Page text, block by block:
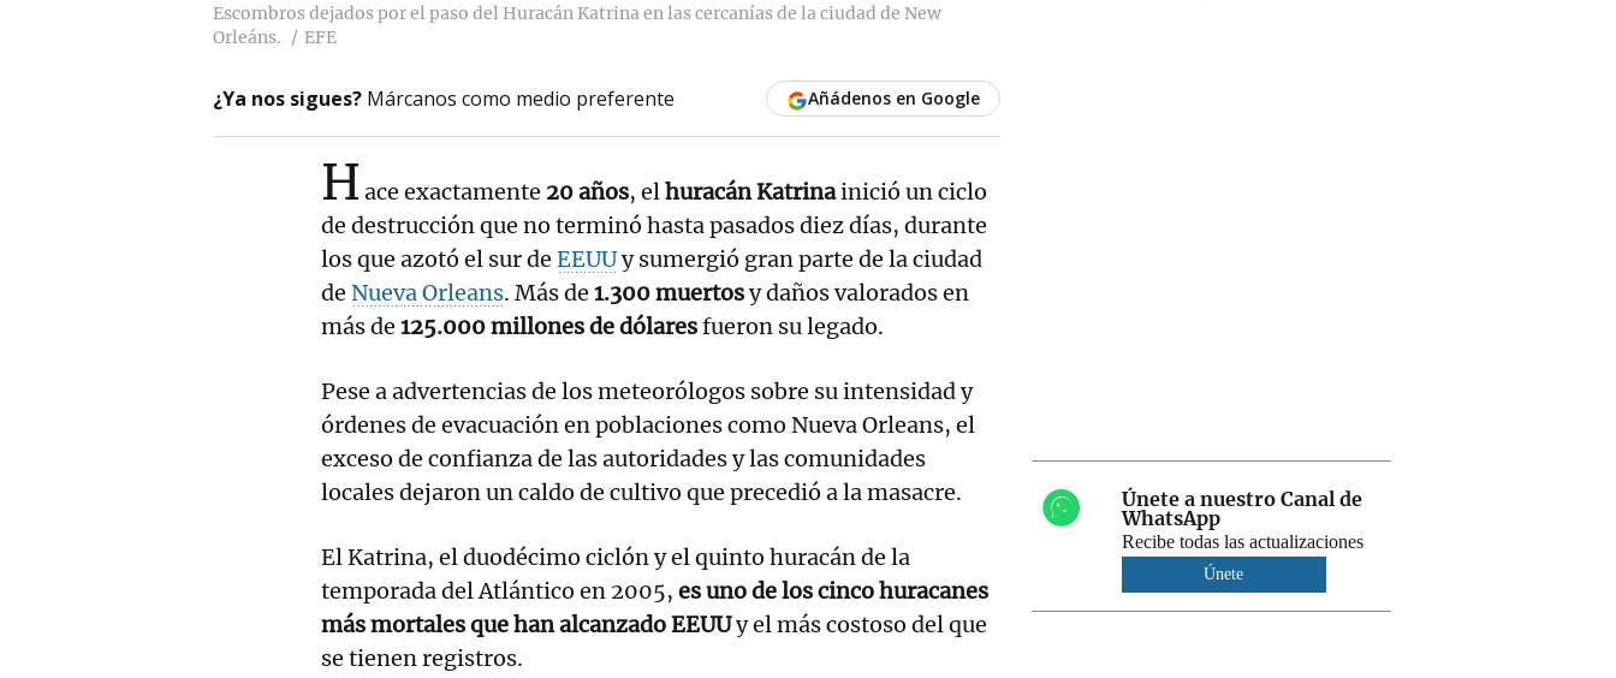
Escombros dejados por el paso del Huracán Katrina en las cercanías de la ciudad de New
Orleáns.
EFE
¿Ya nos sigues? Márcanos como medio preferente Añádenos en Google
H ace exactamente 20 años, elhuracán Katrinainició un ciclo
de destrucción que no terminó hasta pasados diez días, durante
los que azotó el sur de EEUUy sumergió gran parte de la ciudad
de Nueva Orleans. Más de 1.300 muertosy daños valorados en
más de 125.000 millones de dólaresfueron su legado.
Pese a advertencias de los meteorólogos sobre su intensidad y
órdenes de evacuación en poblaciones como Nueva Orleans, el
exceso de confianza de las autoridades y las comunidades
locales dejaron un caldo de cultivo que precedió a la masacre.
El Katrina, el duodécimo ciclón y el quinto huracán de la
temporada del Atlántico en 2005, es uno de los cinco huracanes
más mortales que han alcanzado EEUUy el más costoso del que
se tienen registros.
Únete a nuestro Canal de
WhatsApp
Recibe todas las actualizaciones
Únete